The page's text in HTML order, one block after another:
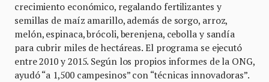
crecimiento económico, regalando fertilizantes y
semillas de maíz amarillo, además de sorgo, arroz,
melón, espinaca, brócoli, berenjena, cebolla y sandía
para cubrir miles de hectáreas. El programa se ejecutó
entre 2010 y 2015. Según los propios informes de la ONG,
ayudó “a 1,500 campesinos” con “técnicas innovadoras”.